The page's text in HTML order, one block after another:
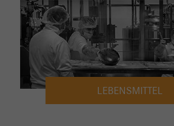
LEBENSMITTEL